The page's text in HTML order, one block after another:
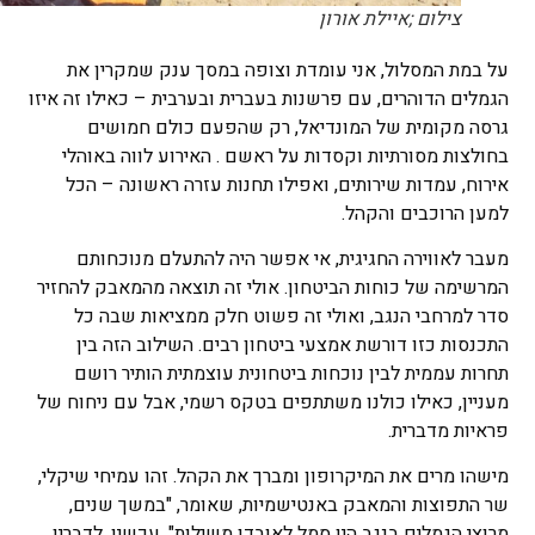
צילום ;איילת אורון
על במת המסלול, אני עומדת וצופה במסך ענק שמקרין את
הגמלים הדוהרים, עם פרשנות בעברית ובערבית – כאילו זה איזו
גרסה מקומית של המונדיאל, רק שהפעם כולם חמושים
בחולצות מסורתיות וקסדות על ראשם . האירוע לווה באוהלי
אירוח, עמדות שירותים, ואפילו תחנות עזרה ראשונה – הכל
למען הרוכבים והקהל.
מעבר לאווירה החגיגית, אי אפשר היה להתעלם מנוכחותם
המרשימה של כוחות הביטחון. אולי זה תוצאה מהמאבק להחזיר
סדר למרחבי הנגב, ואולי זה פשוט חלק ממציאות שבה כל
התכנסות כזו דורשת אמצעי ביטחון רבים. השילוב הזה בין
תחרות עממית לבין נוכחות ביטחונית עוצמתית הותיר רושם
מעניין, כאילו כולנו משתתפים בטקס רשמי, אבל עם ניחוח של
פראיות מדברית.
מישהו מרים את המיקרופון ומברך את הקהל. זהו עמיחי שיקלי,
שר התפוצות והמאבק באנטישמיות, שאומר, "במשך שנים,